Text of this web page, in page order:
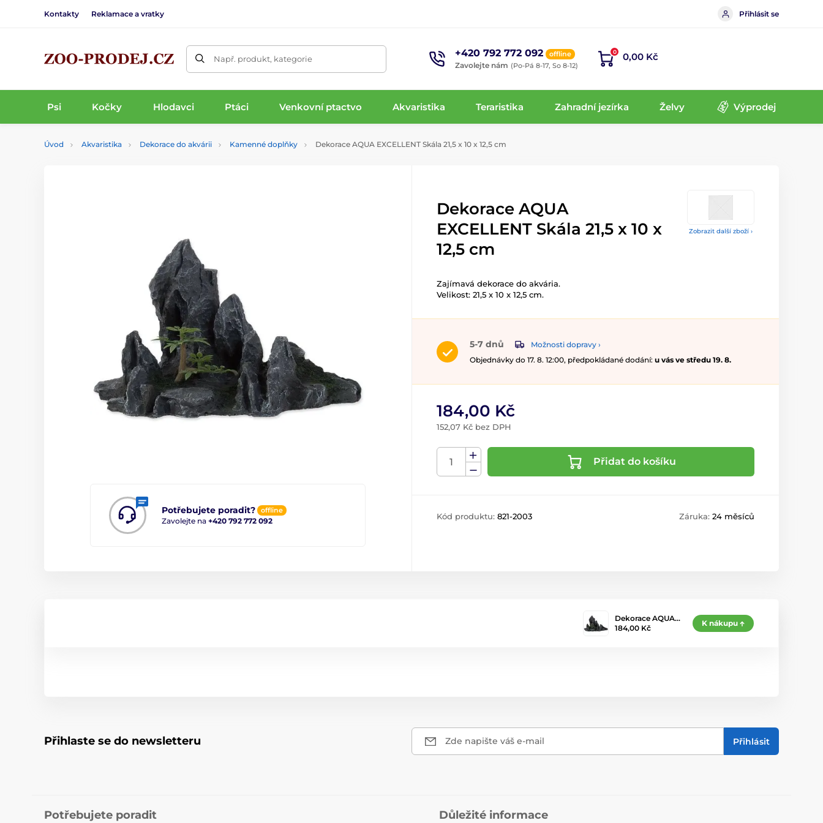
Kontakty Reklamace a vratky Přihlásit se
Např. produkt, kategorie +420 792 772 092 offline
Zavolejte nám (Po-Pá 8-17, So 8-12)
0 0,00 Kč
Psi Kočky Hlodavci Ptáci Venkovní ptactvo Akvaristika Teraristika Zahradní jezírka Želvy Výprodej
Úvod Akvaristika Dekorace do akvárii Kamenné doplňky Dekorace AQUA EXCELLENT Skála 21,5 x 10 x 12,5 cm
Zobrazit další zboží ›
Potřebujete poradit? offline
Zavolejte na +420 792 772 092
Dekorace AQUA
EXCELLENT Skála 21,5 x 10 x
12,5 cm
Zajímavá dekorace do akvária.
Velikost: 21,5 x 10 x 12,5 cm.
5-7 dnů
Možnosti dopravy ›
Objednávky do 17. 8. 12:00, předpokládané dodání: u vás ve středu 19. 8.
184,00 Kč
152,07 Kč bez DPH
Přidat do košíku
Kód produktu: 821-2003 Záruka: 24 měsíců
Dekorace AQUA…
184,00 Kč
K nákupu
Přihlaste se do newsletteru Zde napište váš e-mail Přihlásit
Potřebujete poradit Důležité informace